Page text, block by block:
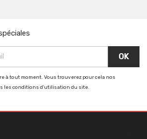
à tout moment. Vous trouverez pour cela nos
les conditions d'utilisation du site.